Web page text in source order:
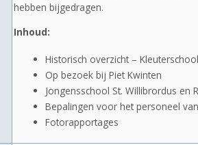
hebben bijgedragen.
Inhoud:
Historisch overzicht –
Op bezoek bij Piet Kwinten
Jongensschool St. Willibrordus en
Bepalingen voor het personeel
Fotorapportages